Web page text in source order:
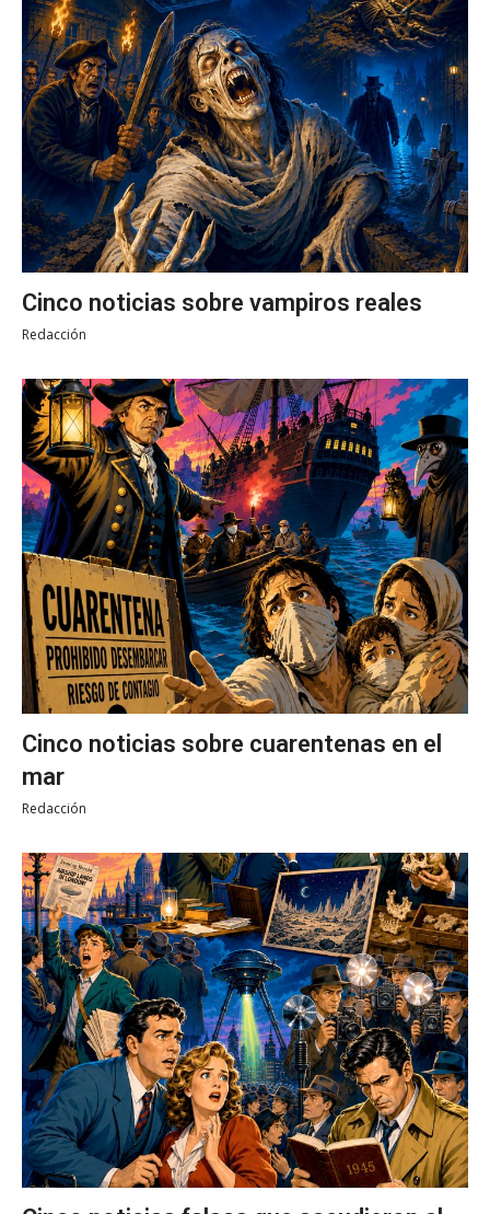
Cinco noticias sobre vampiros reales
Redacción
Cinco noticias sobre cuarentenas en el
mar
Redacción